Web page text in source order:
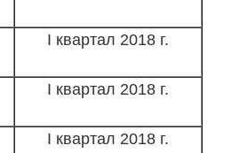
I квартал 2018 г.
I квартал 2018 г.
I квартал 2018 г.